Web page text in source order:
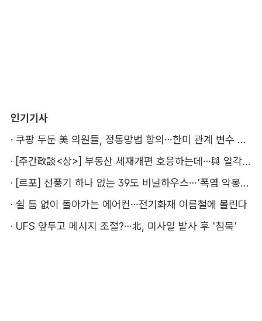
인기기사
·
쿠팡 두둔 美 의원들, 정통망법 항의…한미 관계 변수 될까
·
[주간政談<상>] 부동산 세재개편 호응하는데…與 일각의 속내
·
[르포] 선풍기 하나 없는 39도 비닐하우스…'폭염 악몽' 꾸는 이주노동자
· 쉴 틈 없이 돌아가는 에어컨…전기화재 여름철에 몰린다
· UFS 앞두고 메시지 조절?…北, 미사일 발사 후 '침묵'